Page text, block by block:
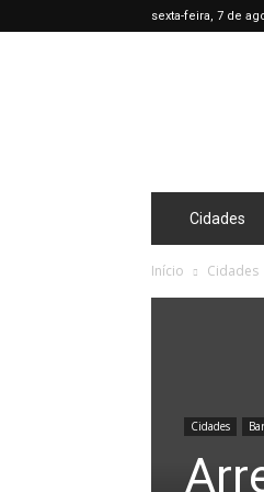
sexta-feira, 7 de
Cidades
Início Cidades
Cidades